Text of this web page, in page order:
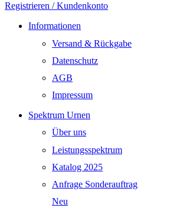
Registrieren / Kundenkonto
Informationen
Versand & Rückgabe
Datenschutz
AGB
Impressum
Spektrum Urnen
Über uns
Leistungsspektrum
Katalog 2025
Anfrage Sonderauftrag
Neu